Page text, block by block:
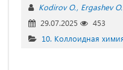
Kodirov O. Ergashev O.
29.07.2025
453
10. Коллоидная